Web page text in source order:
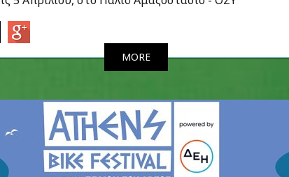
MORE